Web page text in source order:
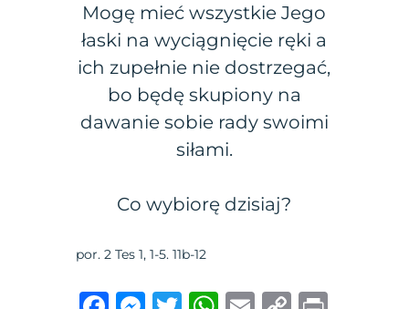
Mogę mieć wszystkie Jego
łaski na wyciągnięcie ręki a
ich zupełnie nie dostrzegać,
bo będę skupiony na
dawanie sobie rady swoimi
siłami.
Co wybiorę dzisiaj?
por. 2 Tes 1, 1-5. 11b-12